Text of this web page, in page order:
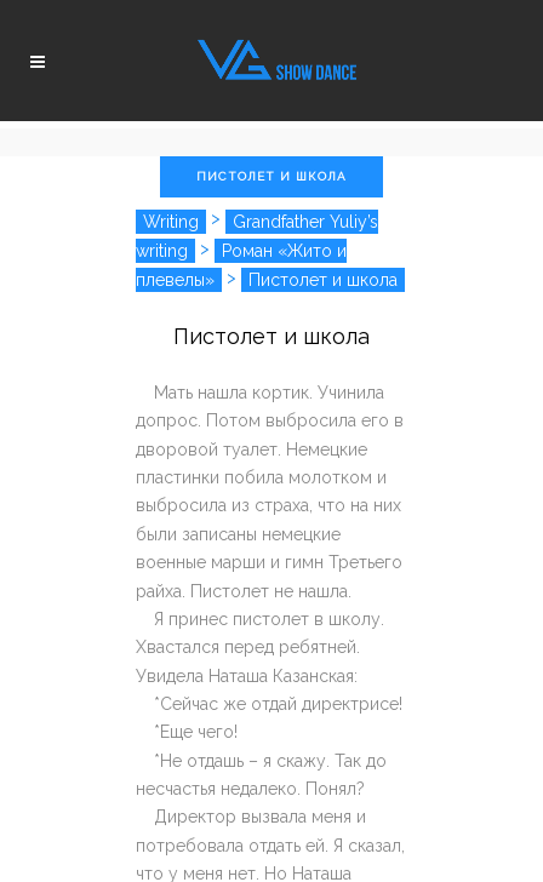
ПИСТОЛЕТ И ШКОЛА
Writing >
Grandfather Yuliy’s
writing
>
Роман «Жито и
плевелы»
> Пистолет и школа
Пистолет и школа
Мать нашла кортик. Учинила
допрос. Потом выбросила его в
дворовой туалет. Немецкие
пластинки побила молотком и
выбросила из страха, что на них
были записаны немецкие
военные марши и гимн Третьего
райха. Пистолет не нашла.
Я принес пистолет в школу.
Хвастался перед ребятней.
Увидела Наташа Казанская:
*Сейчас же отдай директрисе!
*Еще чего!
*Не отдашь – я скажу. Так до
несчастья недалеко. Понял?
Директор вызвала меня и
потребовала отдать ей. Я сказал,
что у меня нет. Но Наташа